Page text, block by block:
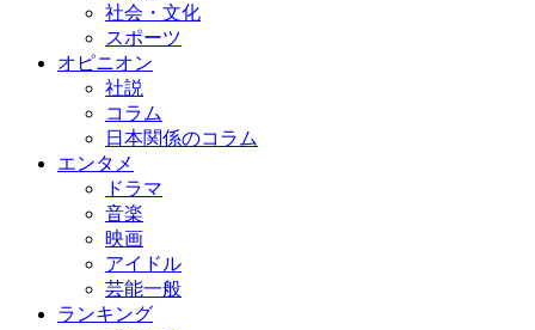
社会・文化
スポーツ
オピニオン
社説
コラム
日本関係のコラム
エンタメ
ドラマ
音楽
映画
アイドル
芸能一般
ランキング